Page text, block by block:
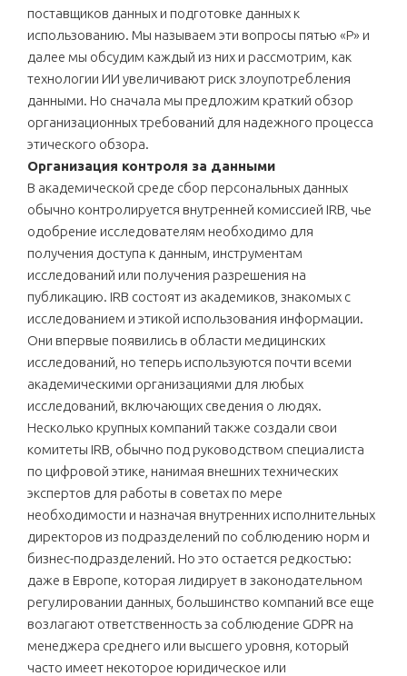
поставщиков данных и подготовке данных к
использованию. Мы называем эти вопросы пятью «P» и
далее мы обсудим каждый из них и рассмотрим, как
технологии ИИ увеличивают риск злоупотребления
данными. Но сначала мы предложим краткий обзор
организационных требований для надежного процесса
этического обзора.
Организация контроля за данными
В академической среде сбор персональных данных
обычно контролируется внутренней комиссией IRB, чье
одобрение исследователям необходимо для
получения доступа к данным, инструментам
исследований или получения разрешения на
публикацию. IRB состоят из академиков, знакомых с
исследованием и этикой использования информации.
Они впервые появились в области медицинских
исследований, но теперь используются почти всеми
академическими организациями для любых
исследований, включающих сведения о людях.
Несколько крупных компаний также создали свои
комитеты IRB, обычно под руководством специалиста
по цифровой этике, нанимая внешних технических
экспертов для работы в советах по мере
необходимости и назначая внутренних исполнительных
директоров из подразделений по соблюдению норм и
бизнес-подразделений. Но это остается редкостью:
даже в Европе, которая лидирует в законодательном
регулировании данных, большинство компаний все еще
возлагают ответственность за соблюдение GDPR на
менеджера среднего или высшего уровня, который
часто имеет некоторое юридическое или